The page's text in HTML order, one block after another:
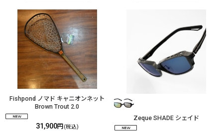
Fishpond ノマド キャニオンネット
Brown Trout 2.0
31,900円 (税込)
Zeque SHADE シェイド